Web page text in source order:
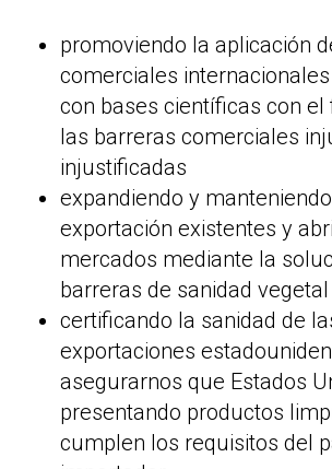
promoviendo la aplicación
comerciales
con bases científicas con
las barreras comerciales
injustificadas
expandiendo y
exportación existentes y
mercados mediante la
barreras de sanidad
certificando la sanidad de
exportaciones
asegurarnos que Estados
presentando productos
cumplen los requisitos del